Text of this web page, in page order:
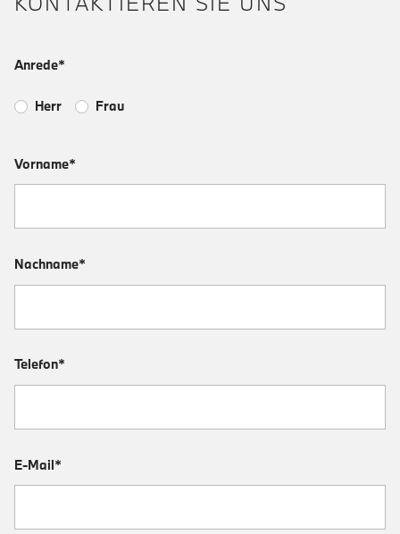
Anrede*
Herr Frau
Vorname*
Nachname*
Telefon*
E-Mail*